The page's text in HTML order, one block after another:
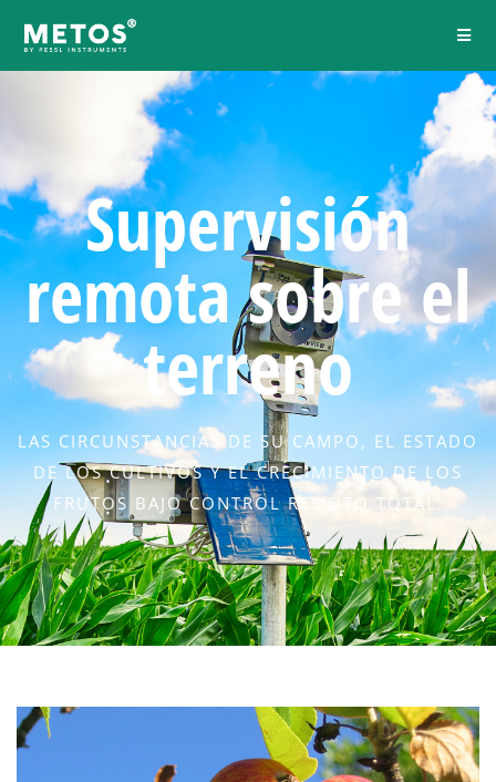
Supervisión
remota sobre el
terreno
LAS CIRCUNSTANCIAS DE SU CAMPO, EL ESTADO
DE LOS CULTIVOS Y EL CRECIMIENTO DE LOS
FRUTOS BAJO CONTROL REMOTO TOTAL.